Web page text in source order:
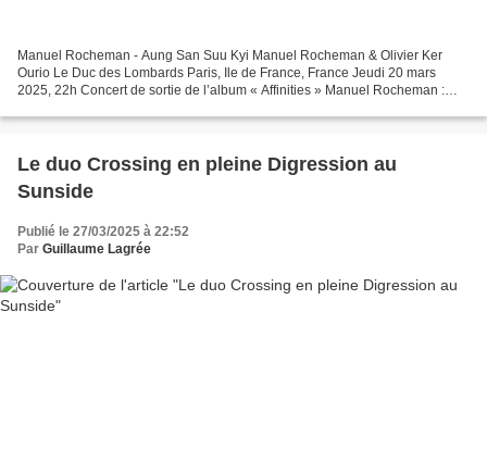
Manuel Rocheman - Aung San Suu Kyi Manuel Rocheman & Olivier Ker
Ourio Le Duc des Lombards Paris, Ile de France, France Jeudi 20 mars
2025, 22h Concert de sortie de l’album « Affinities » Manuel Rocheman :
Le duo Crossing en pleine Digression au
Sunside
Publié le 27/03/2025 à 22:52
Par Guillaume Lagrée